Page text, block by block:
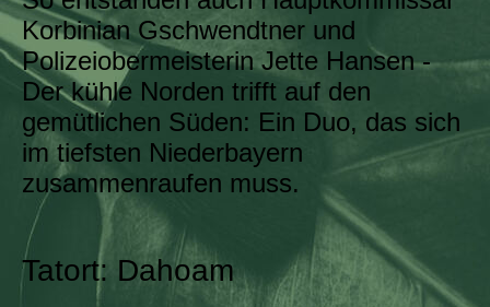
Korbinian Gschwendtner und
Polizeiobermeisterin Jette Hansen -
Der kühle Norden trifft auf den
gemütlichen Süden: Ein Duo, das sich
im tiefsten Niederbayern
zusammenraufen muss.
Tatort: Dahoam